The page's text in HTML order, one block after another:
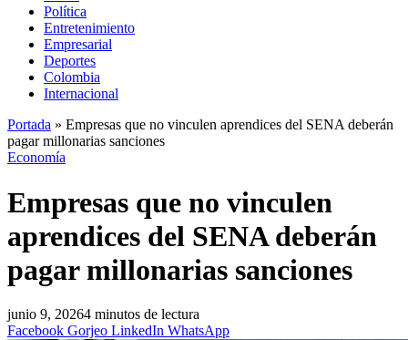
Política
Entretenimiento
Empresarial
Deportes
Colombia
Internacional
Portada » Empresas que no vinculen aprendices del SENA deberán
pagar millonarias sanciones
Economía
Empresas que no vinculen
aprendices del SENA deberán
pagar millonarias sanciones
junio 9, 20264 minutos de lectura
Facebook Gorjeo LinkedIn WhatsApp